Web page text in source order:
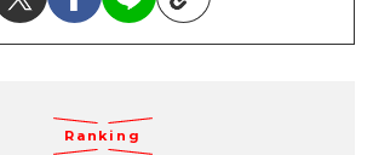
Ranking